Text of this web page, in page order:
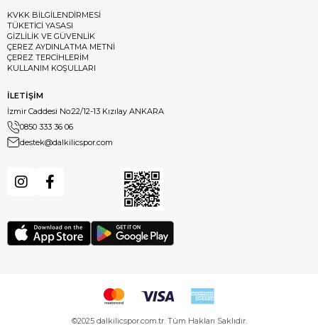
KVKK BİLGİLENDİRMESİ
TÜKETİCİ YASASI
GİZLİLİK VE GÜVENLİK
ÇEREZ AYDINLATMA METNİ
ÇEREZ TERCİHLERİM
KULLANIM KOŞULLARI
İLETİŞİM
İzmir Caddesi No:22/12-13 Kızılay ANKARA
0850 333 36 06
destek@dalkilicspor.com
©2025 dalkilicspor.com.tr. Tüm Hakları Saklıdır.